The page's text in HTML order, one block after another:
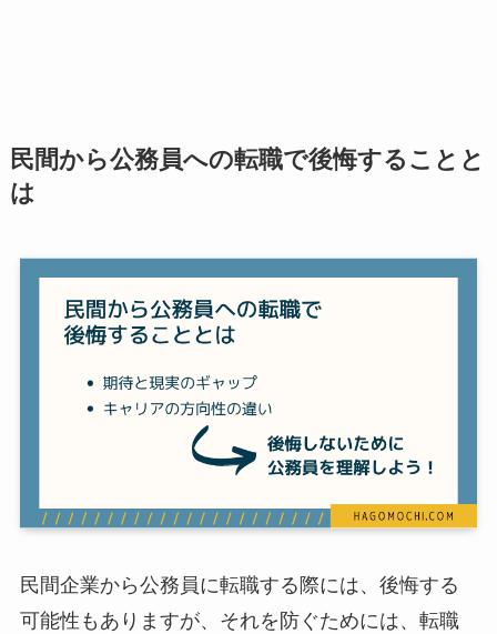
民間から公務員への転職で後悔することと
は
民間企業から公務員に転職する際には、後悔する
可能性もありますが、それを防ぐためには、転職